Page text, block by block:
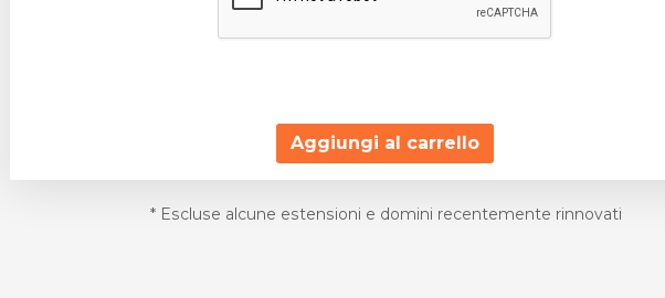
Aggiungi al carrello
* Escluse alcune estensioni e domini recentemente rinnovati